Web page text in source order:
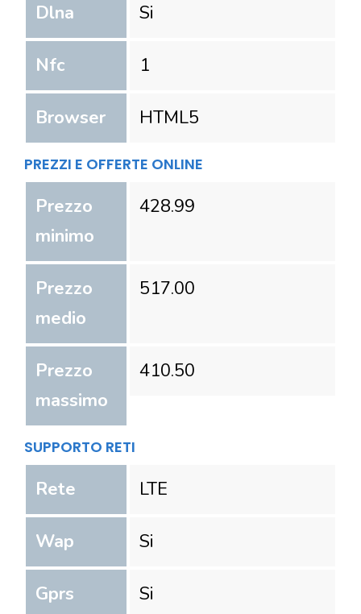
Dlna Si
Nfc 1
Browser HTML5
PREZZI E OFFERTE ONLINE
Prezzo
minimo
428.99
Prezzo
medio
517.00
Prezzo
massimo
410.50
SUPPORTO RETI
Rete LTE
Wap Si
Gprs Si